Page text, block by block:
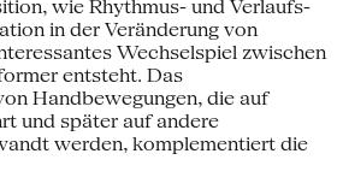
wie Rhythmus- und Verlaufs-
in der Veränderung von
Wechselspiel zwischen
entsteht. Das
Handbewegungen, die auf
und später auf andere
werden, komplementiert die